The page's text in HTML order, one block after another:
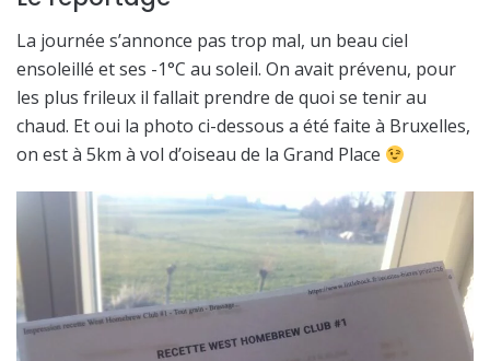
La journée s’annonce pas trop mal, un beau ciel
ensoleillé et ses -1°C au soleil. On avait prévenu, pour
les plus frileux il fallait prendre de quoi se tenir au
chaud. Et oui la photo ci-dessous a été faite à Bruxelles,
on est à 5km à vol d’oiseau de la Grand Place